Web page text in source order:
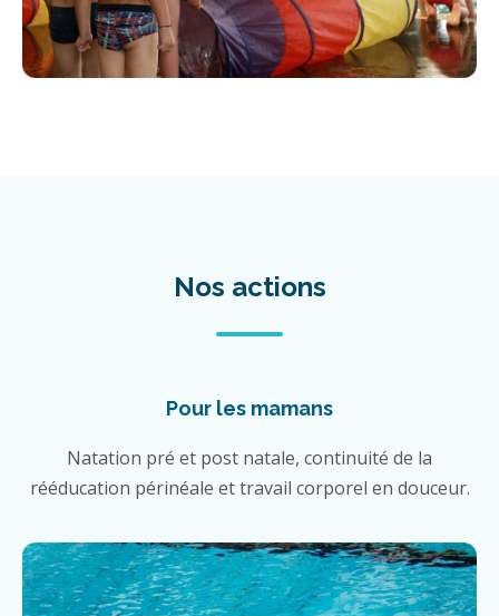
Nos actions
Pour les mamans
Natation pré et post natale, continuité de la
rééducation périnéale et travail corporel en douceur.